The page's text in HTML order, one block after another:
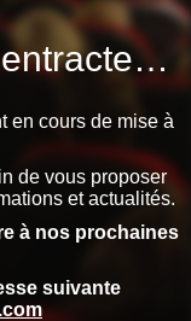
en cours de mise à
de vous proposer
et actualités.
à nos prochaines
suivante